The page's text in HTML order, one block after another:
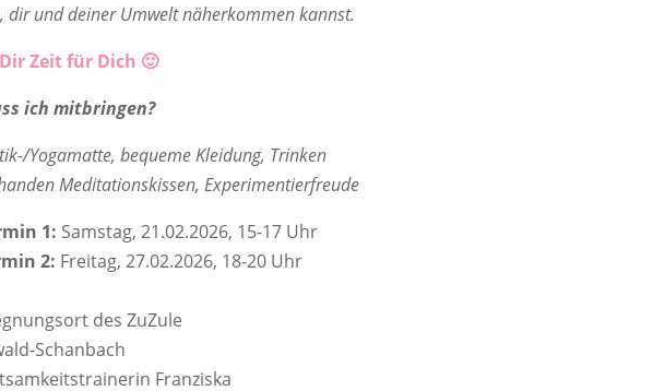
dir und deiner Umwelt näherkommen kannst.
Zeit für Dich 🙂
ich mitbringen?
Yogamatte, bequeme Kleidung, Trinken
Meditationskissen, Experimentierfreude
1: Samstag, 21.02.2026, 15-17 Uhr
2: Freitag, 27.02.2026, 18-20 Uhr
des ZuZule
Schanbach
Franziska